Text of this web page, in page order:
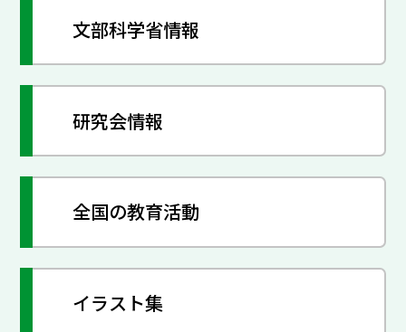
文部科学省情報
研究会情報
全国の教育活動
イラスト集